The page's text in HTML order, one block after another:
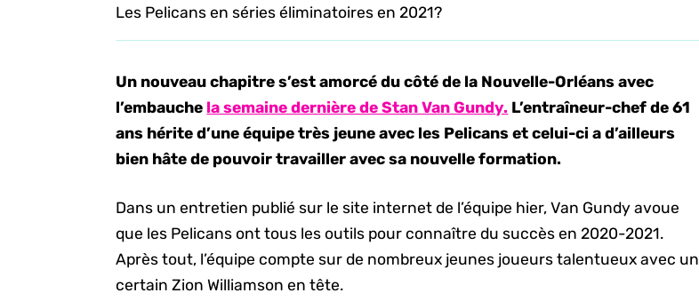
Les Pelicans en séries éliminatoires en 2021?
Un nouveau chapitre s’est amorcé du côté de la Nouvelle-Orléans avec
l’embauche la semaine dernière de Stan Van Gundy. L’entraîneur-chef de 61
ans hérite d’une équipe très jeune avec les Pelicans et celui-ci a d’ailleurs
bien hâte de pouvoir travailler avec sa nouvelle formation.
Dans un entretien publié sur le site internet de l’équipe hier, Van Gundy avoue
que les Pelicans ont tous les outils pour connaître du succès en 2020-2021.
Après tout, l’équipe compte sur de nombreux jeunes joueurs talentueux avec un
certain Zion Williamson en tête.